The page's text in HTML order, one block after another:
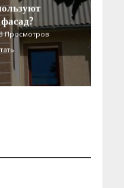
Просмотров